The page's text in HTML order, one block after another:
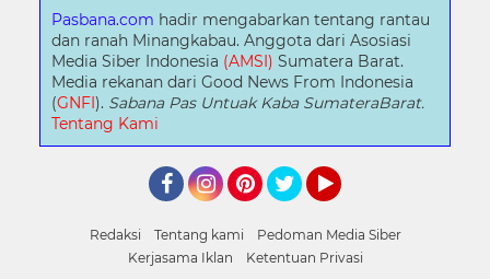
Pasbana.com hadir mengabarkan tentang rantau
dan ranah Minangkabau. Anggota dari Asosiasi
Media Siber Indonesia (AMSI) Sumatera Barat.
Media rekanan dari Good News From Indonesia
(GNFI ). Sabana Pas Untuak Kaba SumateraBarat.
Tentang Kami
Redaksi Tentang kami
Pedoman Media Siber
Kerjasama Iklan
Ketentuan Privasi